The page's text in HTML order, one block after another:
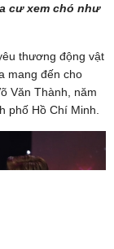
cư xem chó như
thương động vật
mang đến cho
Văn Thành, năm
phố Hồ Chí Minh.